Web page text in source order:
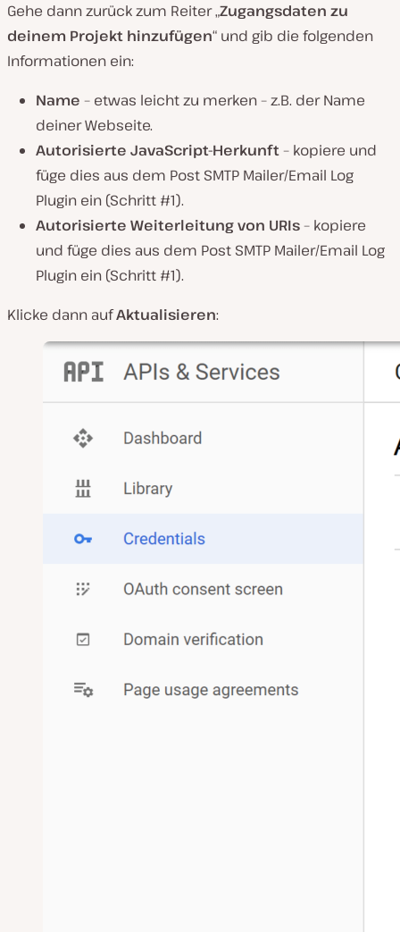
Gehe dann zurück zum Reiter „Zugangsdaten zu
deinem Projekt hinzufügen“ und gib die folgenden
Informationen ein:
Name – etwas leicht zu merken – z.B. der Name
deiner Webseite.
Autorisierte JavaScript-Herkunft– kopiere und
füge dies aus dem Post SMTP Mailer/Email Log
Plugin ein (Schritt #1).
Autorisierte Weiterleitung von URIs– kopiere
und füge dies aus dem Post SMTP Mailer/Email Log
Plugin ein (Schritt #1).
Klicke dann aufAktualisieren: